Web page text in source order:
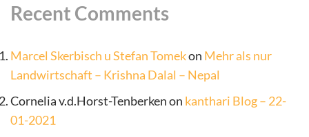
Recent Comments
Marcel Skerbisch u Stefan Tomekon Mehr als nur
Landwirtschaft – Krishna Dalal – Nepal
Cornelia v.d.Horst-Tenberkenon kanthari Blog – 22-
01-2021